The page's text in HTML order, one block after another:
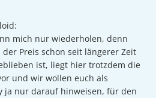
mich nur wiederholen, denn
Preis schon seit längerer Zeit
ist, liegt hier trotzdem die
und wir wollen euch als
ja nur darauf hinweisen, für den